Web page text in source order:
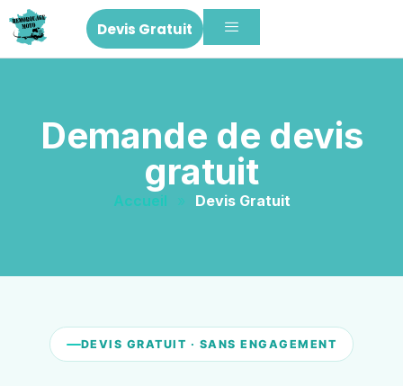
Devis Gratuit
Demande de devis
gratuit
Accueil » Devis Gratuit
DEVIS GRATUIT · SANS ENGAGEMENT